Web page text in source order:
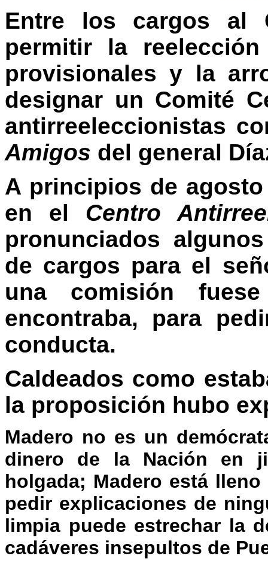
Entre los cargos al
permitir la
provisionales y la
designar un Comité
antirreeleccionistas
Amigos del general
A principios de
en el Centro
pronunciados
de cargos para el
una comisión
encontraba, para
conducta.
Caldeados como
la proposición hubo
Madero no es un
dinero de la Nación en
holgada; Madero está
pedir explicaciones de
limpia puede estrechar la
cadáveres insepultos de